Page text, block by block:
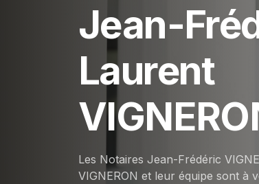
Jean-
Laurent
Les Notaires Jean-Frédéric
VIGNERON et leur équipe sont à